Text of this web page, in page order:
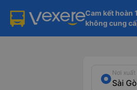
Cam kết hoàn
không cung
Nơi